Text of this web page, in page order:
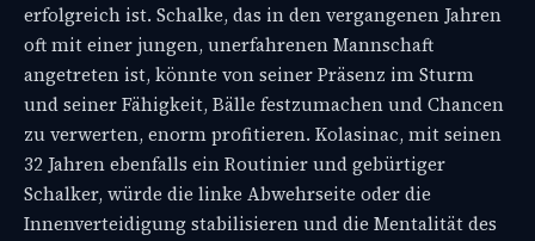
erfolgreich ist. Schalke, das in den vergangenen Jahren
oft mit einer jungen, unerfahrenen Mannschaft
angetreten ist, könnte von seiner Präsenz im Sturm
und seiner Fähigkeit, Bälle festzumachen und Chancen
zu verwerten, enorm profitieren. Kolasinac, mit seinen
32 Jahren ebenfalls ein Routinier und gebürtiger
Schalker, würde die linke Abwehrseite oder die
Innenverteidigung stabilisieren und die Mentalität des